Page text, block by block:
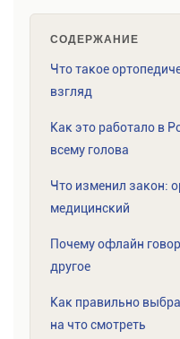
СОДЕРЖАНИЕ
Что такое
взгляд
Как это работало в
всему голова
Что изменил закон:
медицинский
Почему офлайн
другое
Как правильно
на что смотреть